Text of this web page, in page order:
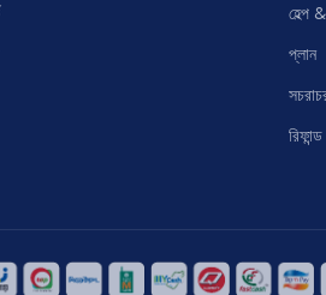
হেল্প
প্লান